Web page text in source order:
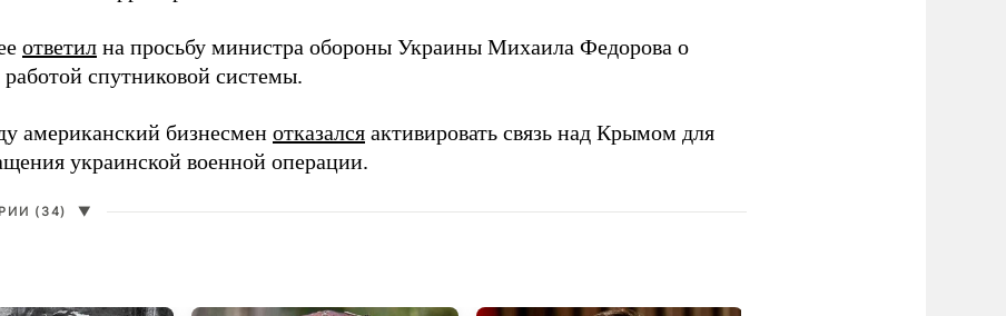
ответил на просьбу министра обороны Украины Михаила Федорова о
спутниковой системы.
американский бизнесмен отказался активировать связь над Крымом для
украинской военной операции.
(34) ▼